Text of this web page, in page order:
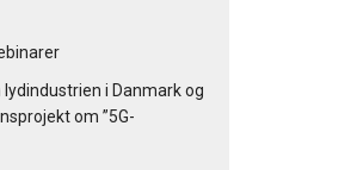
i Danmark og
om ”5G-